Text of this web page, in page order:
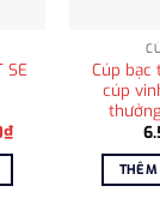
SE
₫Giá
hiện
878.000₫.
Cúp bạc
cúp
THÊM